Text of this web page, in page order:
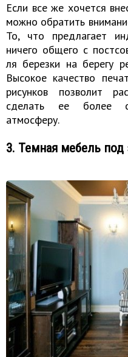
Если все же хочется
можно обратить
То, что предлагает
ничего общего с
ля березки на берегу
Высокое качество
рисунков позволит
сделать ее более
атмосферу.
3. Темная мебель под